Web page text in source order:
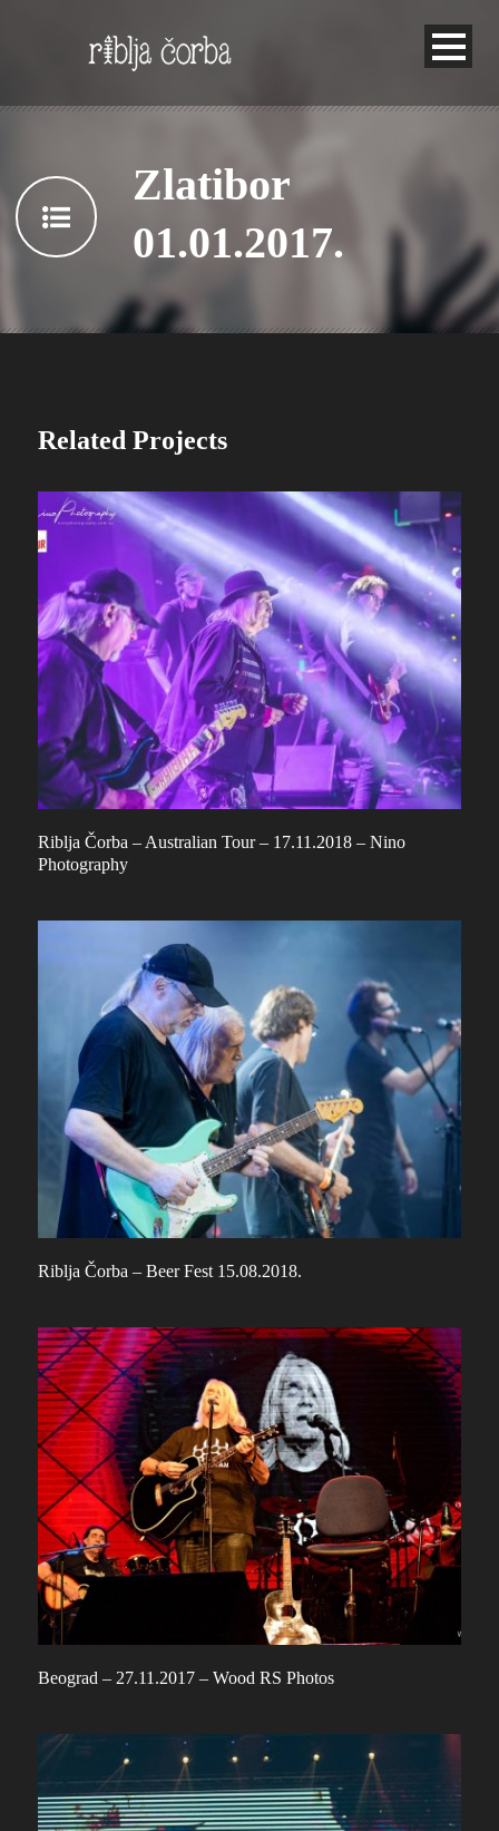
Zlatibor
01.01.2017.
Related Projects
Riblja Čorba – Australian Tour – 17.11.2018 – Nino
Photography
Riblja Čorba – Beer Fest 15.08.2018.
Beograd – 27.11.2017 – Wood RS Photos